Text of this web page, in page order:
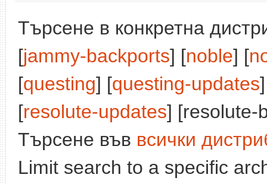
Търсене в конкретна
[jammy-backports] [noble] [
[questing] [questing-updates
[resolute-updates] [resolute-
Търсене във всички
Limit search to a specific